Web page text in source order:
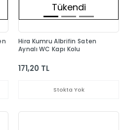
Tükendi
Hira Kumru Albrifin Saten
Aynalı WC Kapı Kolu
171,20 TL
Stokta Yok